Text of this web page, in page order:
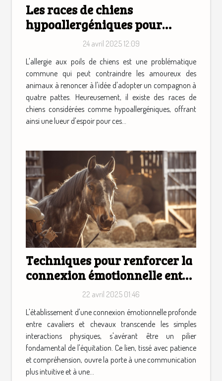
Les races de chiens
hypoallergéniques pour
propriétaires sensibles
24 avril 2025 12:09
L'allergie aux poils de chiens est une problématique
commune qui peut contraindre les amoureux des
animaux à renoncer à l'idée d'adopter un compagnon à
quatre pattes. Heureusement, il existe des races de
chiens considérées comme hypoallergéniques, offrant
ainsi une lueur d'espoir pour ces...
Techniques pour renforcer la
connexion émotionnelle entre
cavaliers et chevaux
22 avril 2025 01:46
L'établissement d'une connexion émotionnelle profonde
entre cavaliers et chevaux transcende les simples
interactions physiques, s'avérant être un pilier
fondamental de l'équitation. Ce lien, tissé avec patience
et compréhension, ouvre la porte à une communication
plus intuitive et à une...